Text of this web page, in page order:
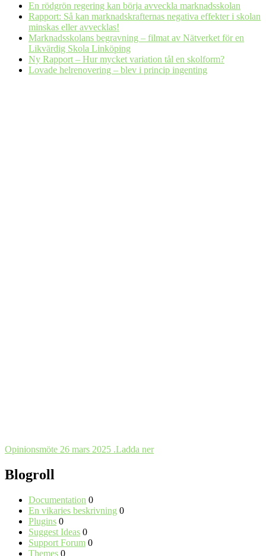
En rödgrön regering kan börja avveckla marknadsskolan
Rapport: Så kan marknadskrafternas negativa effekter i skolan
minskas eller avvecklas!
Marknadsskolans begravning – filmat av Nätverket för en
Likvärdig Skola Linköping
Ny Rapport – Hur mycket variation tål en skolform?
Lovade helrenovering – blev i princip ingenting
Opinionsmöte 26 mars 2025 .Ladda ner
Blogroll
Documentation 0
En vikaries beskrivning 0
Plugins 0
Suggest Ideas 0
Support Forum 0
Themes 0